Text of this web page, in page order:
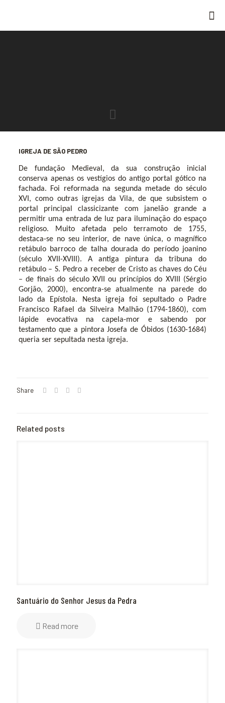
IGREJA DE SÃO PEDRO
De fundação Medieval, da sua construção inicial
conserva apenas os vestígios do antigo portal gótico na
fachada. Foi reformada na segunda metade do século
XVI, como outras igrejas da Vila, de que subsistem o
portal principal classicizante com janelão grande a
permitir uma entrada de luz para iluminação do espaço
religioso.
Muito afetada pelo terramoto de 1755,
destaca-se no seu interior, de nave única, o magnífico
retábulo barroco de talha dourada do período joanino
(século XVII-XVIII). A antiga pintura da tribuna do
retábulo – S. Pedro a receber de Cristo as chaves do Céu
– de finais do século XVII ou princípios do XVIII (Sérgio
Gorjão, 2000), encontra-se atualmente na parede do
lado da Epístola. Nesta igreja foi sepultado o Padre
Francisco Rafael da Silveira Malhão (1794-1860), com
lápide evocativa na capela-mor e sabendo por
testamento que a pintora Josefa de Óbidos (1630-1684)
queria ser sepultada nesta igreja.
Share
Related posts
Santuário do Senhor Jesus da Pedra
Read more